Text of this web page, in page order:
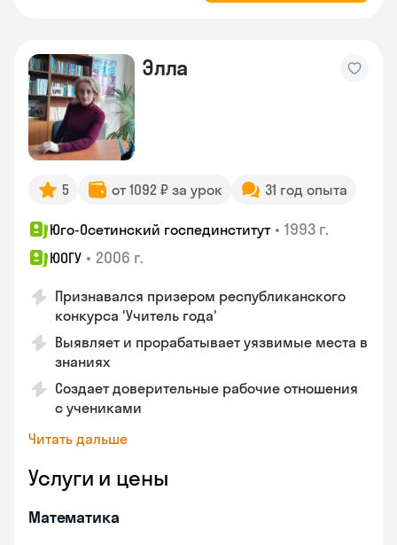
Элла
5 от 1092 ₽ за урок 31 год опыта
Юго-Осетинский госпединститут • 1993 г.
ЮОГУ • 2006 г.
Признавался призером республиканского
конкурса 'Учитель года'
Выявляет и прорабатывает уязвимые места в
знаниях
Создает доверительные рабочие отношения
с учениками
Читать дальше
Услуги и цены
Математика